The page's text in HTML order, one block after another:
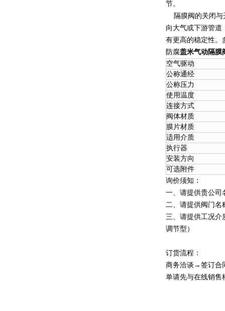
节。
隔膜阀的关闭与
向大气或下游管道
有更高的稳定性。
防腐盖米气动隔膜
空气驱动
公称通经
公称压力
使用温度
连接方式
阀体材质
膜片材质
适用介质
执行器
安装方向
可选附件
询价须知：
一、请提供贵公司
二、请提供阀门名
三、请提供工况介
调节型）
订货流程：
商务洽谈→签订合
单请先与在线销售